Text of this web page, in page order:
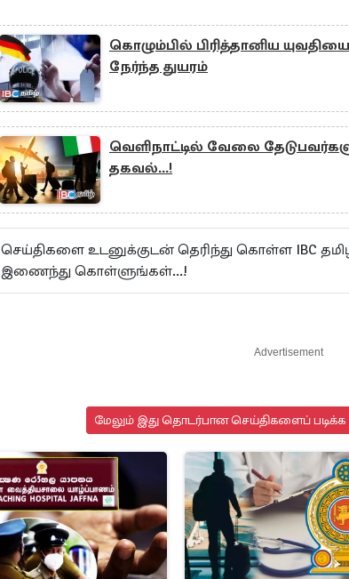
கொழும்பில் பிரித்தானிய
நேர்ந்த துயரம்
வெளிநாட்டில் வேலை
தகவல்...!
செய்திகளை உடனுக்குடன் தெரிந்து கொள்ள IBC
இணைந்து கொள்ளுங்கள்...!
Advertisement
மேலும் இது தொடர்பான செய்திகளைப் படிக்க